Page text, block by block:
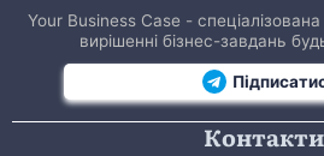
Your Business Case -
вирішенні бізнес-завдань
Контакти